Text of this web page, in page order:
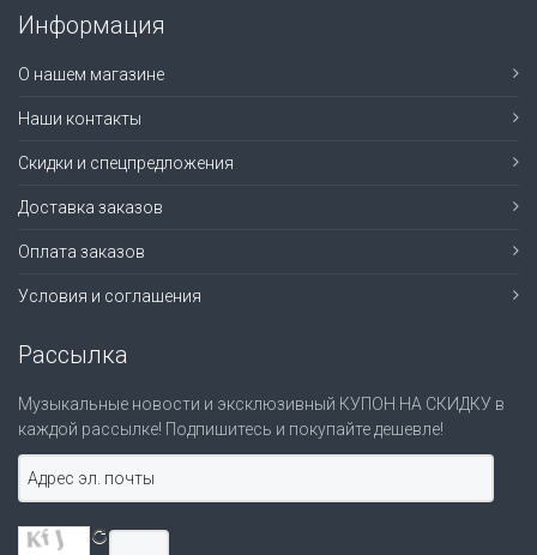
Информация
О нашем магазине
Наши контакты
Скидки и спецпредложения
Доставка заказов
Оплата заказов
Условия и соглашения
Рассылка
Музыкальные новости и эксклюзивный КУПОН НА СКИДКУ в
каждой рассылке! Подпишитесь и покупайте дешевле!